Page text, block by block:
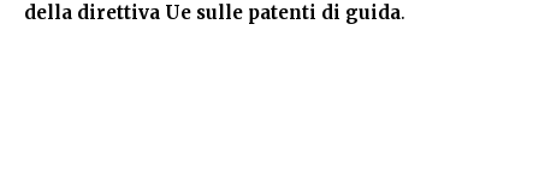
della direttiva Ue sulle patenti di guida.